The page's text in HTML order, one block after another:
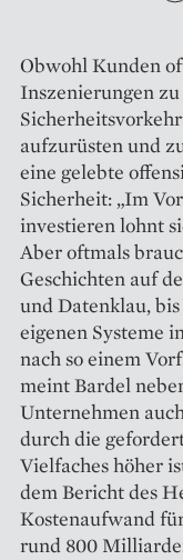
Obwohl Kunden
Inszenierungen
aufzurüsten und
eine gelebte
Sicherheit: „Im
investieren lohnt
Aber oftmals
Geschichten auf
und Datenklau,
eigenen Systeme
nach so einem
meint Bardel
Unternehmen
durch die
Vielfaches höher
dem Bericht des
Kostenaufwand
rund 800